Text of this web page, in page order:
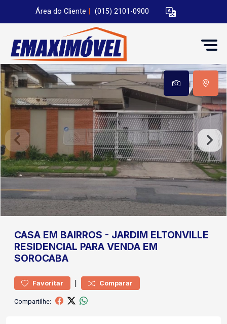
Área do Cliente (015) 2101-0900
CASA EM BAIRROS - JARDIM ELTONVILLE
RESIDENCIAL PARA VENDA EM
SOROCABA
Favoritar | Comparar
Compartilhe: